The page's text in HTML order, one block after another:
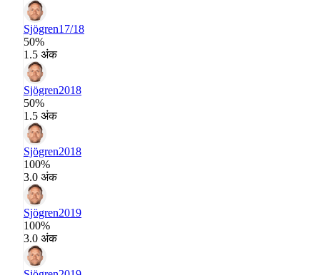
Sjögren17/18
50%
1.5 अंक
Sjögren2018
50%
1.5 अंक
Sjögren2018
100%
3.0 अंक
Sjögren2019
100%
3.0 अंक